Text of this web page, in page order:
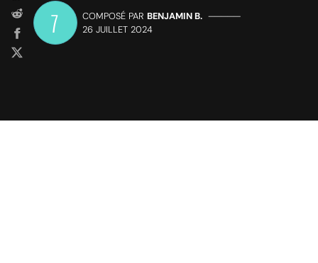
7 COMPOSÉ PAR BENJAMIN B. —————
26 JUILLET 2024